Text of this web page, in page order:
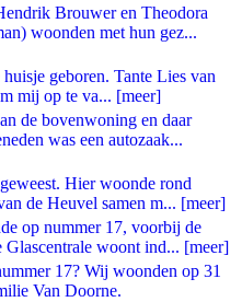
Brouwer en Theodora
woonden met hun gez...
geboren. Tante Lies van
mij op te va... [meer]
de bovenwoning en daar
was een autozaak...
Hier woonde rond
de Heuvel samen m... [meer]
op nummer 17, voorbij de
Glascentrale woont ind... [meer]
17? Wij woonden op 31
Van Doorne.